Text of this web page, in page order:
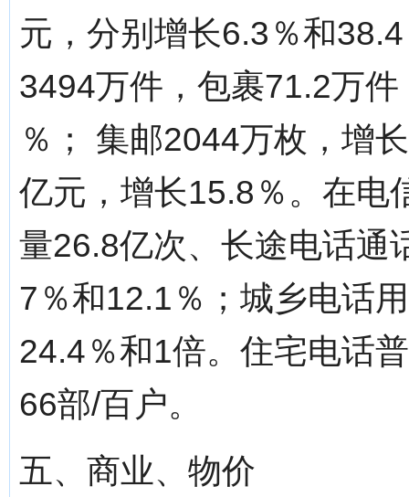
元，分别增长6.3％和
3494万件，包裹71.2万
％； 集邮2044万枚，增
亿元，增长15.8％。在电
量26.8亿次、长途电话通
7％和12.1％；城乡电话
24.4％和1倍。住宅电话
66部/百户。
五、商业、物价